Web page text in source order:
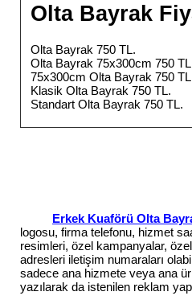
Olta Bayrak
Olta Bayrak 750 TL.
Olta Bayrak 75x300cm 750
75x300cm Olta Bayrak 750
Klasik Olta Bayrak 750 TL.
Standart Olta Bayrak 750 TL.
Erkek Kuaförü Olta
logosu, firma telefonu, hizmet
resimleri, özel kampanyalar,
adresleri iletişim numaraları
sadece ana hizmete veya ana
yazılarak da istenilen reklam